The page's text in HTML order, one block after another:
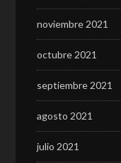
noviembre 2021
octubre 2021
septiembre 2021
agosto 2021
julio 2021